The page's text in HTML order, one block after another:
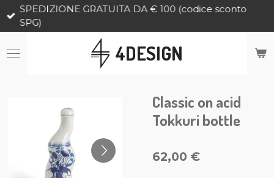
Vai
principale
4DESIGN
SPEDIZIONE GRATUITA DA € 100 (codice sconto
SPG)
Classic on acid
Tokkuri bottle
62,00 €